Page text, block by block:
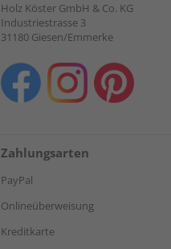
Holz Köster GmbH & Co. KG
Industriestrasse 3
31180 Giesen/Emmerke
Zahlungsarten
PayPal
Onlineüberweisung
Kreditkarte